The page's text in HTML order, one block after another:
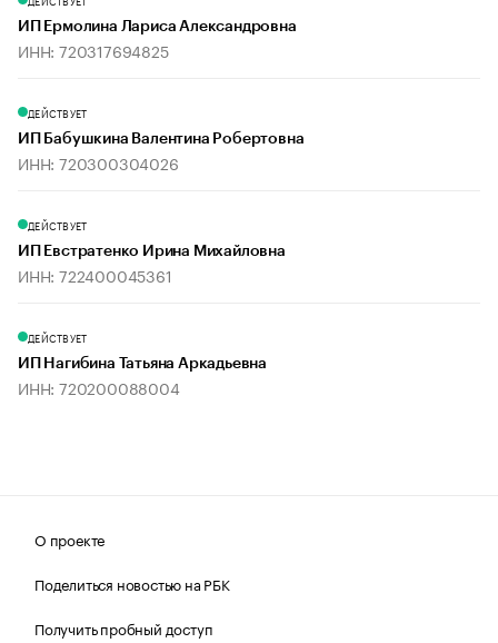
ИП Ермолина Лариса Александровна
ИНН: 720317694825
ДЕЙСТВУЕТ
ИП Бабушкина Валентина Робертовна
ИНН: 720300304026
ДЕЙСТВУЕТ
ИП Евстратенко Ирина Михайловна
ИНН: 722400045361
ДЕЙСТВУЕТ
ИП Нагибина Татьяна Аркадьевна
ИНН: 720200088004
О проекте
Поделиться новостью на РБК
Получить пробный доступ